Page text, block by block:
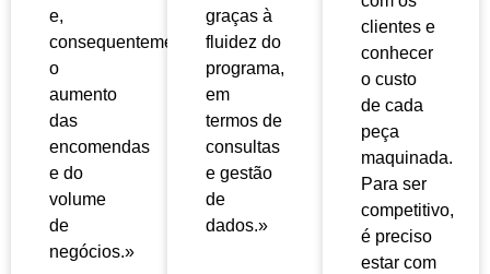
e,
consequentemente,
o
aumento
das
encomendas
e do
volume
de
negócios.»
graças à
fluidez do
programa,
em
termos de
consultas
e gestão
de
dados.»
clientes e
conhecer
o custo
de cada
peça
maquinada.
Para ser
competitivo,
é preciso
estar com